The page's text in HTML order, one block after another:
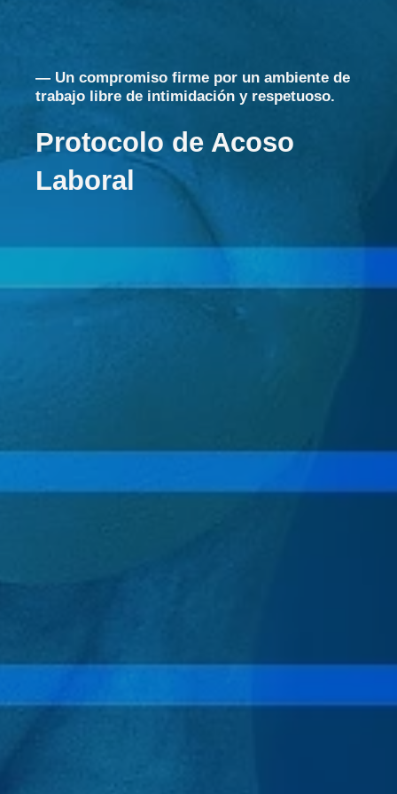
— Un compromiso firme por un ambiente de
trabajo libre de intimidación y respetuoso.
Protocolo de Acoso
Laboral